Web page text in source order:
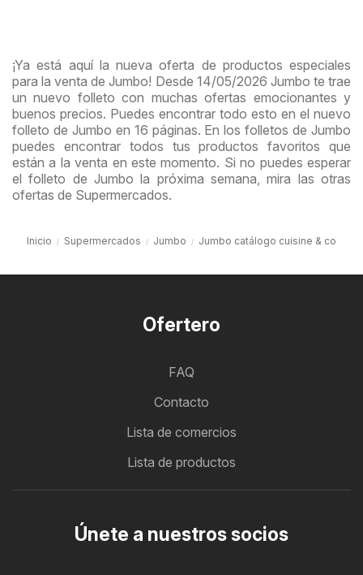
¡Ya está aquí la nueva oferta de productos especiales
para la venta de Jumbo! Desde 14/05/2026 Jumbo te trae
un nuevo folleto con muchas ofertas emocionantes y
buenos precios. Puedes encontrar todo esto en el nuevo
folleto de Jumbo en 16 páginas. En los folletos de Jumbo
puedes encontrar todos tus productos favoritos que
están a la venta en este momento. Si no puedes esperar
el folleto de Jumbo la próxima semana, mira las otras
ofertas de Supermercados.
Inicio Supermercados Jumbo Jumbo catálogo cuisine & co
Ofertero
FAQ
Contacto
Lista de comercios
Lista de productos
Únete a nuestros socios